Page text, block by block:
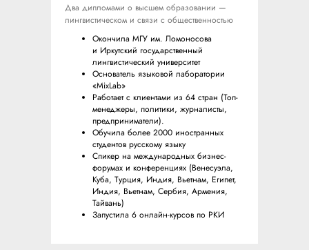
Два дипломами о высшем образовании —
лингвистическом и связи с общественностью
Окончила МГУ им. Ломоносова
и Иркутский государственный
лингвистический университет
Основатель языковой лаборатории
«MixLab»
Работает с клиентами из 64 стран (Топ-
менеджеры, политики, журналисты,
предприниматели).
Обучила более 2000 иностранных
студентов русскому языку
Спикер на международных бизнес-
форумах и конференциях (Венесуэла,
Куба, Турция, Индия, Вьетнам, Египет,
Индия, Вьетнам, Сербия, Армения,
Тайвань)
Запустила 6 онлайн-курсов по РКИ